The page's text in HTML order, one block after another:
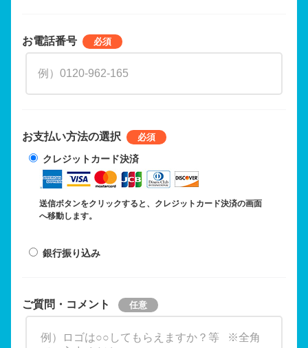
お電話番号
お支払い方法の選択
クレジットカード決済
送信ボタンをクリックすると、クレジットカード決済の画面
へ移動します。
銀行振り込み
ご質問・コメント